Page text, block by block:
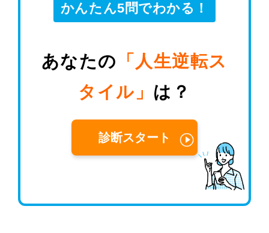
かんたん5問でわかる！
あなたの 「人生逆転ス
タイル」 は？
診断スタート